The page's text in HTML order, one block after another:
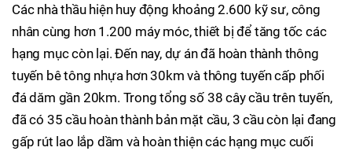
Các nhà thầu hiện huy động khoảng 2.600 kỹ sư, công
nhân cùng hơn 1.200 máy móc, thiết bị để tăng tốc các
hạng mục còn lại. Đến nay, dự án đã hoàn thành thông
tuyến bê tông nhựa hơn 30km và thông tuyến cấp phối
đá dăm gần 20km. Trong tổng số 38 cây cầu trên tuyến,
đã có 35 cầu hoàn thành bản mặt cầu, 3 cầu còn lại đang
gấp rút lao lắp dầm và hoàn thiện các hạng mục cuối